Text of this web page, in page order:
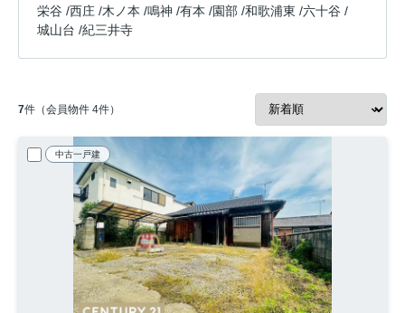
栄谷 /西庄 /木ノ本 /鳴神 /有本 /園部 /和歌浦東 /六十谷 /
城山台 /紀三井寺
7件（会員物件 4件）
中古一戸建